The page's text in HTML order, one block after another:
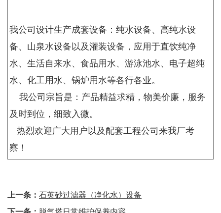
我公司设计生产成套设备：纯水设备、高纯水设
备、山泉水设备以及灌装设备，应用于直饮纯净
水、生活自来水、食品用水、游泳池水、电子超纯
水、化工用水、锅炉用水等各行各业。
我公司宗旨是：产品精益求精，物美价廉，服务
及时到位，细致入微。
热烈欢迎广大用户以及配套工程公司来我厂考
察！
上一条： 石英砂过滤器（净化水）设备